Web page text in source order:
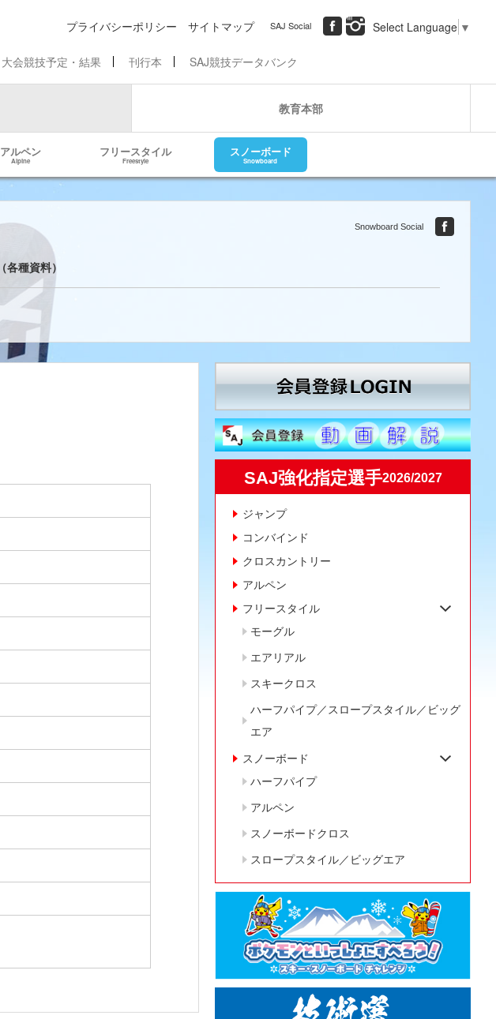
プライバシーポリシー サイトマップ SAJ Social Select Language ▼
大会競技予定・結果 刊行本 SAJ競技データバンク
教育本部
アルペン
Alpine
フリースタイル
Freestyle
スノーボード
Snowboard
各種資料）
Snowboard Social
SAJ強化指定選手2026/2027
ジャンプ
コンバインド
クロスカントリー
アルペン
フリースタイル
モーグル
エアリアル
スキークロス
ハーフパイプ／スロープスタイル／ビッグ
エア
スノーボード
ハーフパイプ
アルペン
スノーボードクロス
スロープスタイル／ビッグエア